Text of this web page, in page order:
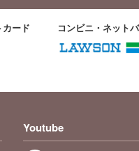
ード コンビニ・ネット
Youtube